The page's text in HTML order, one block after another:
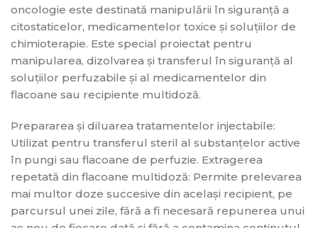
oncologie este destinată manipulării în siguranță a
citostaticelor, medicamentelor toxice și soluțiilor de
chimioterapie. Este special proiectat pentru
manipularea, dizolvarea și transferul în siguranță al
soluțiilor perfuzabile și al medicamentelor din
flacoane sau recipiente multidoză.
Prepararea și diluarea tratamentelor injectabile:
Utilizat pentru transferul steril al substanțelor active
în pungi sau flacoane de perfuzie. Extragerea
repetată din flacoane multidoză: Permite prelevarea
mai multor doze succesive din același recipient, pe
parcursul unei zile, fără a fi necesară repunerea unui